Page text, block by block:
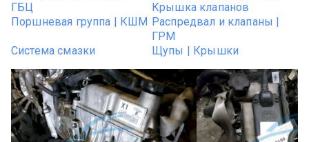
ГБЦ
Крышка клапанов
Поршневая группа | КШМ Распредвал и клапаны |
ГРМ
Система смазки
Щупы | Крышки